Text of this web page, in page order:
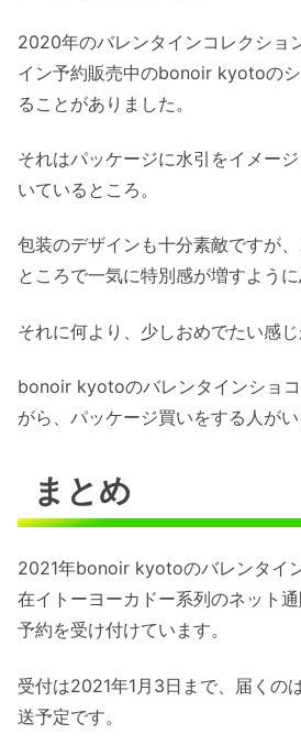
2020年のバレンタインコレクショ
イン予約販売中のbonoir kyotoの
ることがありました。
それはパッケージに水引をイメー
いているところ。
包装のデザインも十分素敵ですが
ところで一気に特別感が増すように
それに何より、少しおめでたい感じ
bonoir kyotoのバレンタインショ
がら、パッケージ買いをする人がい
まとめ
2021年bonoir kyotoのバレンタイ
在イトーヨーカドー系列のネット
予約を受け付けています。
受付は2021年1月3日まで、届くの
送予定です。